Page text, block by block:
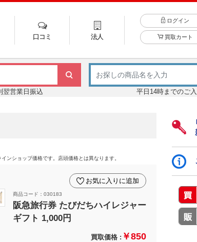
ご利用ガイド
話 メール
口コミ 法人
ログイン
買取カート
翌営業日振込 平日14時までのご
ンショップ価格です。店頭価格とは異なります。
商品コード：030183
阪急旅行券 たびだちハイレジャー
ギフト 1,000円
お気に入りに追加
買取価格 : ￥850